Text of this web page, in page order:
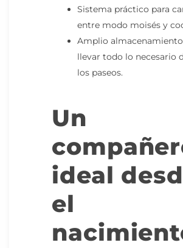
Sistema práctico para
entre modo moisés y
Amplio
llevar todo lo necesario
los paseos.
Un
ideal
el